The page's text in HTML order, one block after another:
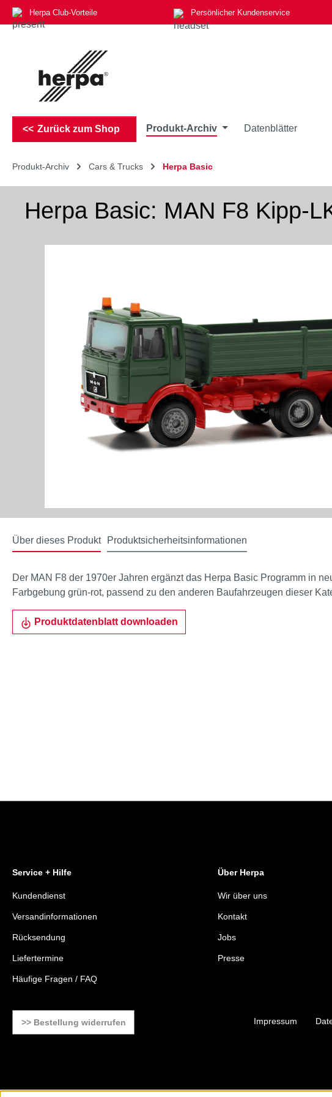
Hauptinhalt springen
Zur Suche springen
Zur Hauptnavigation springen
Herpa Club-Vorteile Persönlicher Kundenservice
Zurück zum Shop Produkt-Archiv Datenblätter
Produkt-Archiv Cars & Trucks Herpa Basic
Herpa Basic: MAN F8 Kipp-
Über dieses Produkt Produktsicherheitsinformationen
Der MAN F8 der 1970er Jahren ergänzt das Herpa Basic Programm in
Farbgebung grün-rot, passend zu den anderen Baufahrzeugen dieser
Produktdatenblatt downloaden
Service + Hilfe
Kundendienst
Versandinformationen
Rücksendung
Liefertermine
Häufige Fragen / FAQ
Über Herpa
Wir über uns
Kontakt
Jobs
Presse
>> Bestellung widerrufen Impressum